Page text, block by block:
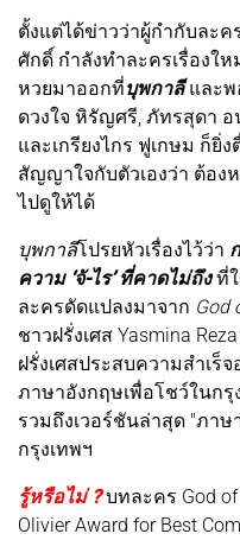
ตั้งแต่ได้ข่าวว่าผู้กำกับละค
ศักดิ์ กำลังทำละครเรื่องใ
หวยมาออกที่บุพกาลีและ
ดวงใจ หิรัญศรี, ภัทรสุดา
และเกรียงไกร ฟูเกษม ก็ยิ่
สัญญาใจกับตัวเองว่า ต้อง
ไปดูให้ได้
บุพกาลีโปรยหัวเรื่องไว้ว่า
ความ ‘จั-ไร’ ที่คาดไม่ถึงที่
ละครดัดแปลงมาจาก God
ชาวฝรั่งเศส Yasmina
ฝรั่งเศสประสบความสำเร็
ภาษาอังกฤษเพื่อโชว์ในก
รวมถึงเวอร์ชันล่าสุด "ภาษ
กรุงเทพฯ
รู้หรือไม่ ?บทละคร God of
Olivier Award for Best